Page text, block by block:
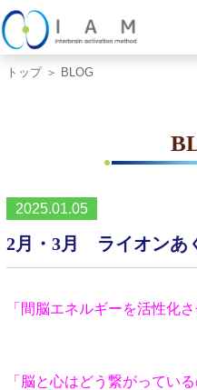
トップ＞ BLOG
2025.01.05
2月・3月 ライオンあ
「間脳エネルギーを活性化
「脳と心はどう繋がっている